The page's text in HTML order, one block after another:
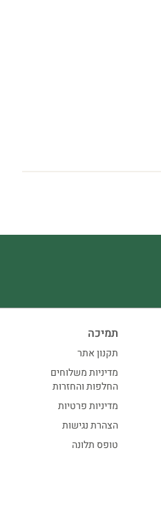
תמיכה
תקנון אתר
מדיניות משלוחים
החלפות והחזרות
מדיניות פרטיות
הצהרת נגישות
טופס תלונה